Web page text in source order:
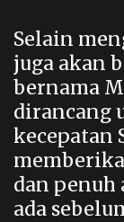
Selain
juga akan
bernama
dirancang
kecepatan
dan penuh
ada